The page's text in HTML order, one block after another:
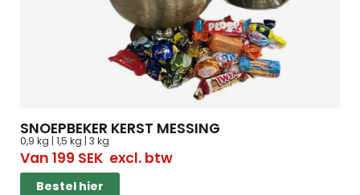
SNOEPBEKER KERST MESSING
0,9 kg | 1,5 kg | 3 kg
Van 199 SEKexcl. btw
Bestel hier